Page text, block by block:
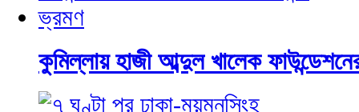
কুমিল্লায় হাজী আব্দুল খালেক